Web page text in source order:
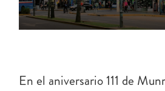
PORTAL DE
En el aniversario 111 de